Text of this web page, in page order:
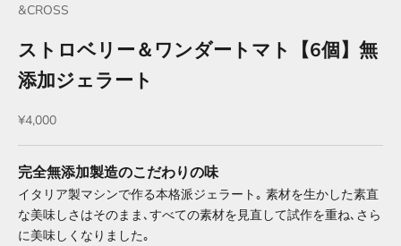
&CROSS
ストロベリー＆ワンダートマト【6個】無
添加ジェラート
セール価格
¥4,000
完全無添加製造のこだわりの味
イタリア製マシンで作る本格派ジェラート｡ 素材を生かした素直
な美味しさはそのまま､すべての素材を見直して試作を重ね､さら
に美味しくなりました｡